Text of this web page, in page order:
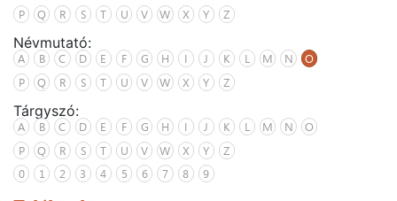
P
Q R S T U V W X Y Z
Névmutató:
A B C D E F G H I J K L M N
O
P
Q R S T U V W X Y Z
Tárgyszó:
A B C D E F G H I J K L M N
O
P
Q R S T U V W X Y
Z
0
1 2 3 4 5 6 7 8 9